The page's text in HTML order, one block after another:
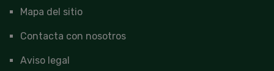
Mapa del sitio
Contacta con nosotros
Aviso legal